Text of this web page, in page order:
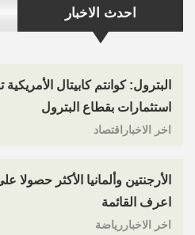
احدث الاخبار
البترول: كوانتم كابيتال
استثمارات بقطاع البترول
اخر الاخباراقتصاد
الأرجنتين وألمانيا الأكثر
اعرف القائمة
اخر الاخباررياضة